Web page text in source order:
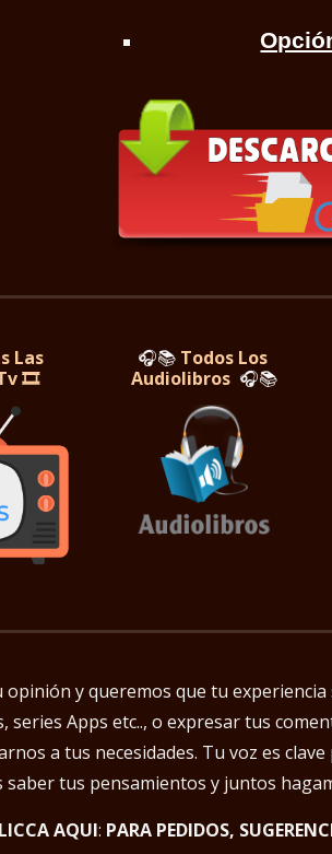
Las
🎞️
🎧📚Todos Los
Audiolibros 🎧📚
y queremos que tu
series Apps etc.., o expresar tus
a tus necesidades. Tu voz es
saber tus pensamientos y juntos
AQUI: PARA PEDIDOS,